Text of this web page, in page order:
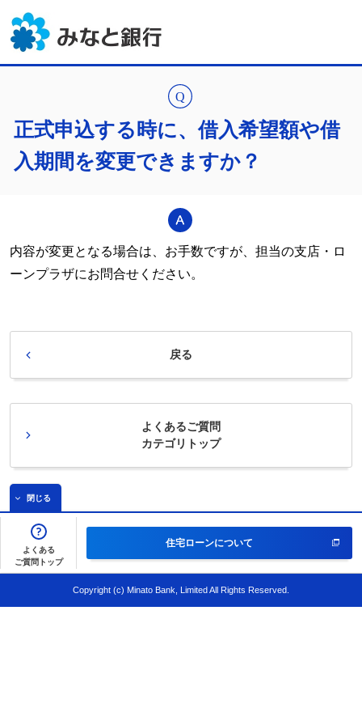
正式申込する時に、借入希望額や借
入期間を変更できますか？
内容が変更となる場合は、お手数ですが、担当の支店・ロ
ーンプラザにお問合せください。
戻る
よくあるご質問
カテゴリトップ
閉じる
よくある
ご質問トップ
住宅ローンについて
Copyright (c) Minato Bank, Limited All Rights Reserved.